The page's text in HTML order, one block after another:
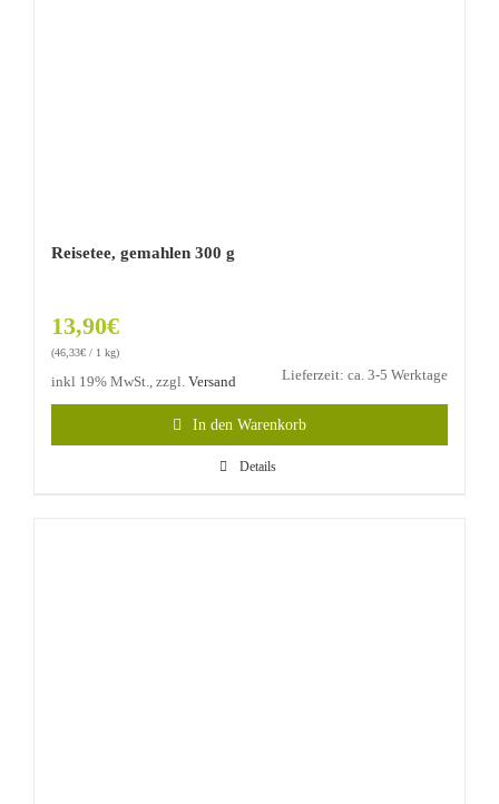
Reisetee, gemahlen 300 g
13,90€
(46,33€ / 1 kg)
inkl 19% MwSt., zzgl. Versand Lieferzeit: ca. 3-5 Werktage
In den Warenkorb
Details